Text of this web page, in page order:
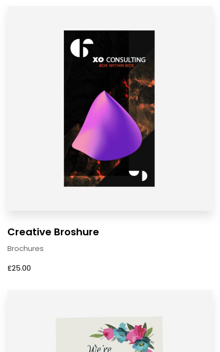
Creative Broshure
Brochures
£25.00